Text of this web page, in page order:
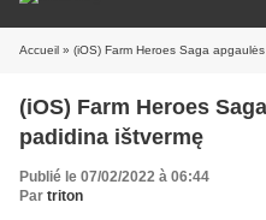
Accueil » (iOS) Farm Heroes Saga
(iOS) Farm Heroes
padidina ištvermę
Publié le 07/02/2022 à 06:44
Par triton